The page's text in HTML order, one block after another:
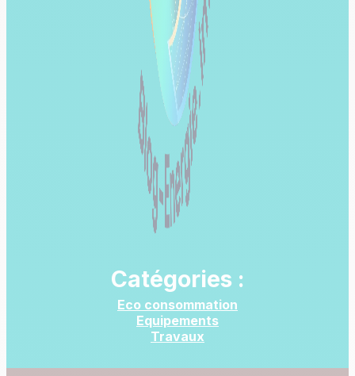
Catégories :
Eco consommation
Equipements
Travaux